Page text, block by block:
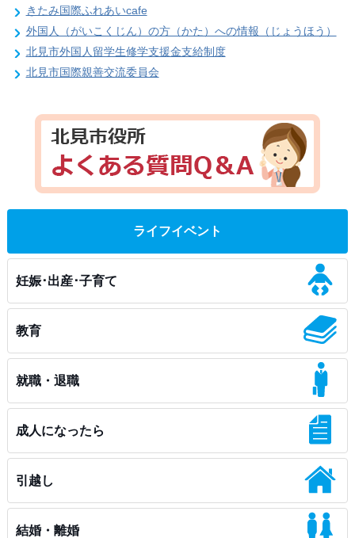
きたみ国際ふれあいcafe
外国人（がいこくじん）の方（かた）への情報（じょうほう）
北見市外国人留学生修学支援金支給制度
北見市国際親善交流委員会
ライフイベント
妊娠･出産･子育て
教育
就職・退職
成人になったら
引越し
結婚・離婚